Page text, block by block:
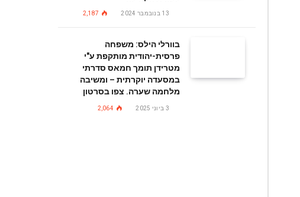
13 בנובמבר 2024 2,187
בוורלי הילס: משפחה
פרסית-יהודית מותקפת ע"י
מטרידן תומך חמאס סדרתי
במסעדה יוקרתית – ומשיבה
מלחמה שערה. צפו בסרטון
3 ביוני 2025 2,064